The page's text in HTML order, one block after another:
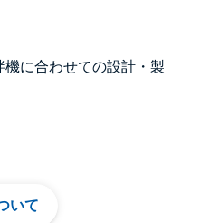
に合わせての設計・製
いて